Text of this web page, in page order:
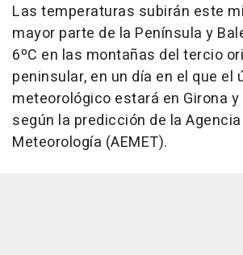
Las temperaturas subirán este
mayor parte de la Península y
6ºC en las montañas del tercio
peninsular, en un día en el que el
meteorológico estará en Girona
según la predicción de la
Meteorología (AEMET).